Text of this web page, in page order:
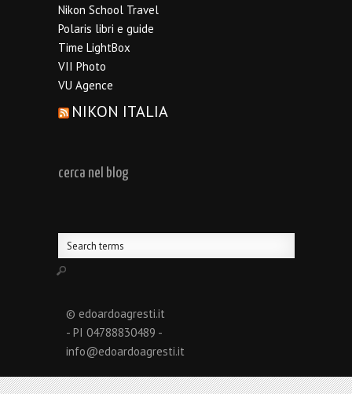
Nikon School Travel
Polaris libri e guide
Time LightBox
VII Photo
VU Agence
NIKON ITALIA
cerca nel blog
© edoardoagresti.it
- PI 04788830489 -
info@edoardoagresti.it